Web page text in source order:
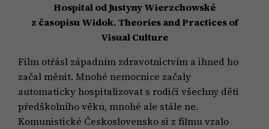
Hospital od Justyny Wierzchowské
z časopisu Widok. Theories and Practices of
Visual Culture
Film otřásl západním zdravotnictvím a ihned ho
začal měnit. Mnohé nemocnice začaly
automaticky hospitalizovat s rodiči všechny děti
předškolního věku, mnohé ale stále ne.
Komunistické Československo si z filmu vzalo